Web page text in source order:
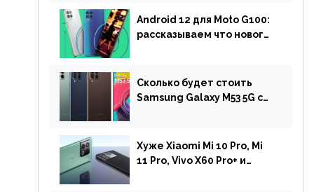
Android 12 для Moto G100:
рассказываем что нового
Сколько будет стоить
Samsung Galaxy M53 5G с
Европе
Хуже Xiaomi Mi 10 Pro, Mi
11 Pro, Vivo X60 Pro+ и